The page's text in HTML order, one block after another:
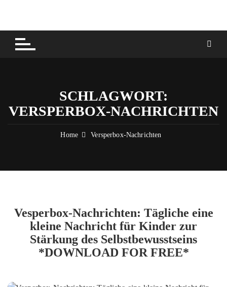
content
SCHLAGWORT:
VERSPERBOX-NACHRICHTEN
Home Versperbox-Nachrichten
Vesperbox-Nachrichten: Tägliche eine
kleine Nachricht für Kinder zur
Stärkung des Selbstbewusstseins
*DOWNLOAD FOR FREE*